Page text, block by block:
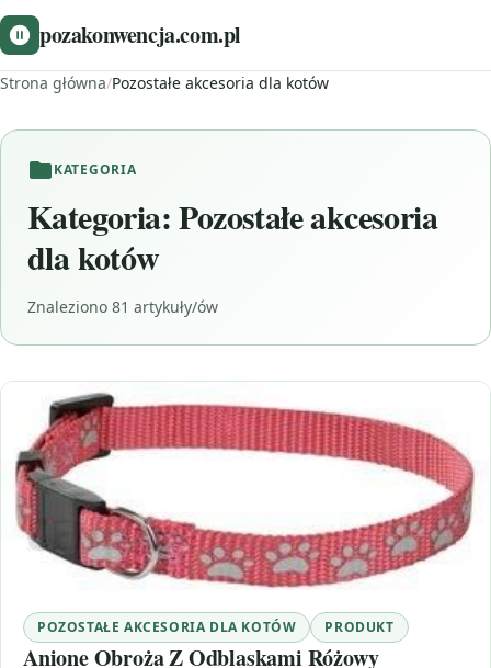
pozakonwencja.com.pl
Strona główna/Pozostałe akcesoria dla kotów
KATEGORIA
Kategoria:Pozostałe akcesoria
dla kotów
Znaleziono 81 artykuły/ów
POZOSTAŁE AKCESORIA DLA KOTÓW PRODUKT
Anione Obroża Z Odblaskami Różowy